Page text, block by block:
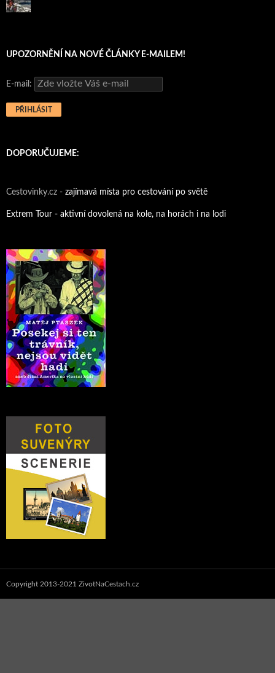
UPOZORNĚNÍ NA NOVÉ ČLÁNKY E-MAILEM!
E-mail:
DOPORUČUJEME:
Cestovinky.cz - zajímavá místa pro cestování po světě
Extrem Tour - aktivní dovolená na kole, na horách i na lodi